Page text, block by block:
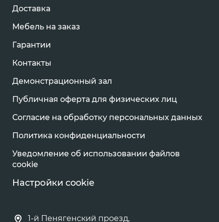
Доставка
Мебель на заказ
Гарантии
Контакты
Демонстрационный зал
Публичная оферта для физических лиц
Согласие на обработку персональных данных
Политика конфиденциальности
Уведомление об использовании файлов
cookie
Настройки cookie
1-й Пенягенский проезд,